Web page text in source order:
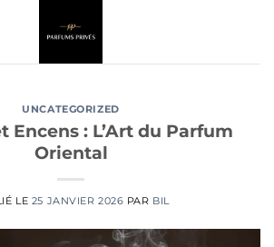
UNCATEGORIZED
Encens : L’Art du Parfum
Oriental
LE 25 JANVIER 2026 PAR BIL